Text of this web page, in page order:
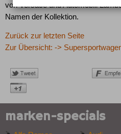
von Versace und Automobili
Namen der Kollektion.
Zurück zur letzten Seite
Zur Übersicht: ->
marken-specials